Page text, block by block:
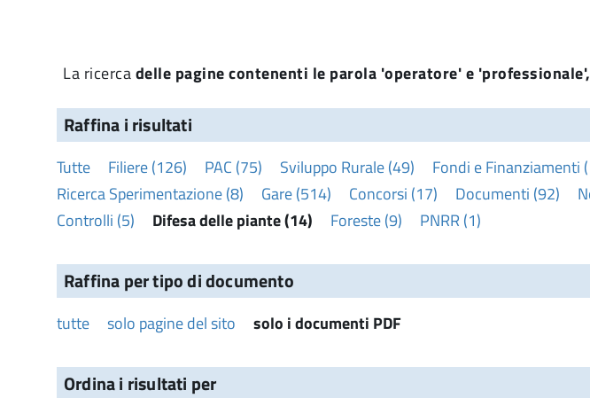
La ricercadelle pagine contenenti le parola 'operatore' e
Raffina i risultati
Tutte Filiere (126) PAC (75) Sviluppo Rurale (49) Fondi e Finanziamenti
Ricerca Sperimentazione (8)
Gare (514) Concorsi (17) Documenti (92)
Controlli (5)
Difesa delle piante (14) Foreste (9) PNRR (1)
Raffina per tipo di documento
tutte solo pagine del sito solo i documenti PDF
Ordina i risultati per